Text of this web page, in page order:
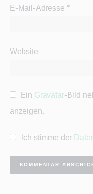
E-Mail-Adresse *
Website
Ein Gravatar-Bild
anzeigen.
Ich stimme der